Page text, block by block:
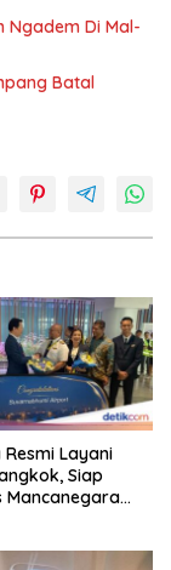
Ngadem Di Mal-
Batal
Resmi Layani
Siap
Mancanegara